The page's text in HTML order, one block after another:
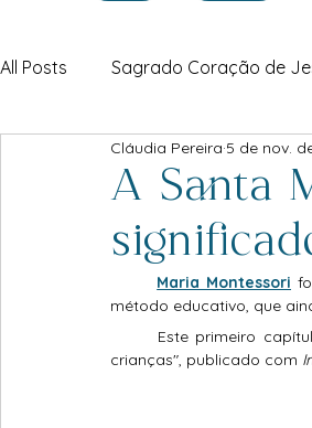
All Posts Sagrado Coração de
Fim dos Tempos
Igreja Doméstica Mistérios
Mistérios Dolorosos do Rosário
A Santa
Cláudia Pereira 5 de nov.
Maria Montessori
método educativo, que
	Este
primeiro
crianças", publicado com